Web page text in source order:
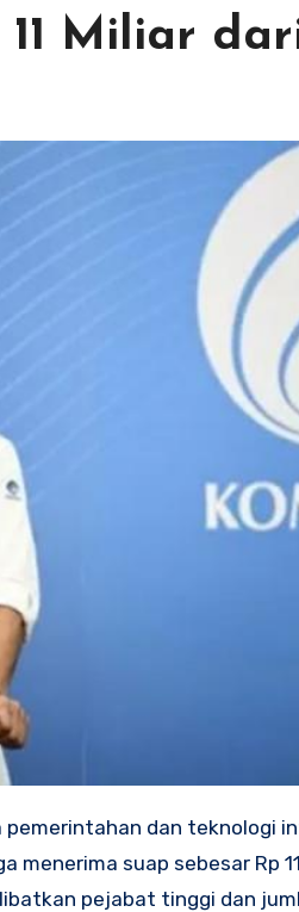
11 Miliar
menerima suap sebesar Rp
pejabat tinggi dan